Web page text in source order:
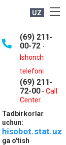
UZ
(69) 211-
00-72 -
Ishonch
telefoni
(69) 211-
72-00 - Call
Center
Tadbirkorlar
uchun:
hisobot.stat.uz
ga o'tish